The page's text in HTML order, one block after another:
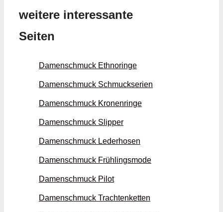
weitere interessante
Seiten
Damenschmuck Ethno­ringe
Damenschmuck Schmuck­serien
Damenschmuck Kronen­ringe
Damenschmuck Slipper
Damenschmuck Leder­hosen
Damenschmuck Frühlings­mode
Damenschmuck Pilot
Damenschmuck Trachten­ketten